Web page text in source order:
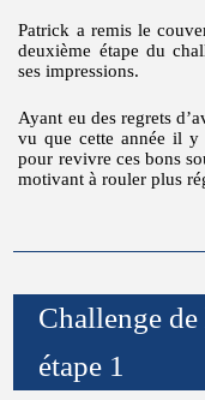
Patrick a remis le
deuxième étape du
ses impressions.
Ayant eu des regrets
vu que cette année il y
pour revivre ces bons
motivant à rouler plus
Challenge
étape 1